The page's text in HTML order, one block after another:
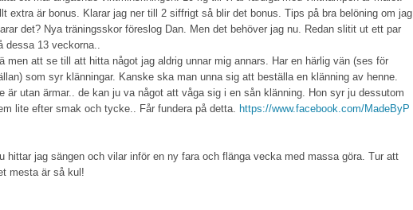
extra är bonus. Klarar jag ner till 2 siffrigt så blir det bonus. Tips på bra belöning om jag
det? Nya träningsskor föreslog Dan. Men det behöver jag nu. Redan slitit ut ett par
dessa 13 veckorna..
men att se till att hitta något jag aldrig unnar mig annars. Har en härlig vän (ses för
som syr klänningar. Kanske ska man unna sig att beställa en klänning av henne.
är utan ärmar.. de kan ju va något att våga sig i en sån klänning. Hon syr ju dessutom
lite efter smak och tycke.. Får fundera på detta. https://www.facebook.com/MadeByP
hittar jag sängen och vilar inför en ny fara och flänga vecka med massa göra. Tur att
mesta är så kul!